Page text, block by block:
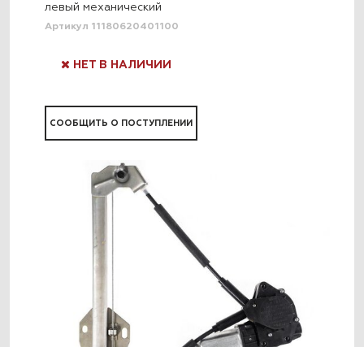
левый механический
Артикул 11180620401100
НЕТ В НАЛИЧИИ
СООБЩИТЬ О ПОСТУПЛЕНИИ